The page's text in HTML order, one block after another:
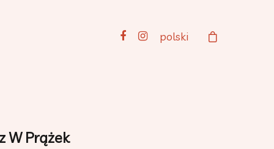
polski
W Prążek